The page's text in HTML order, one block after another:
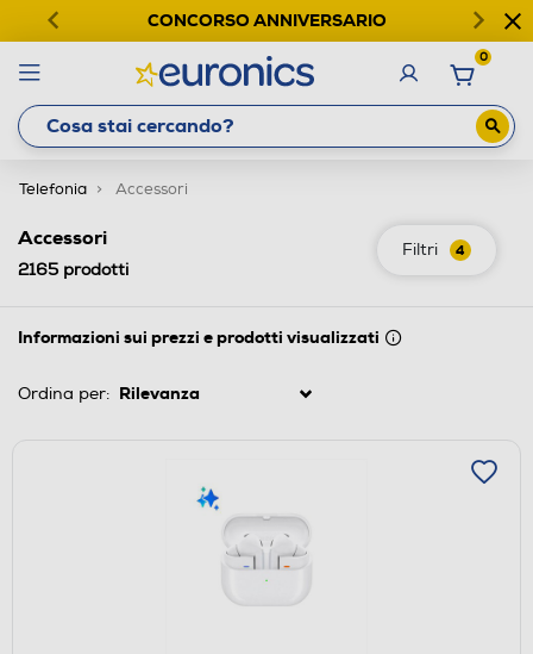
CONCORSO ANNIVERSARIO
0
Telefonia Accessori
Filtri 4
Accessori
2165 prodotti
Informazioni sui prezzi e prodotti visualizzati
Ordina per: